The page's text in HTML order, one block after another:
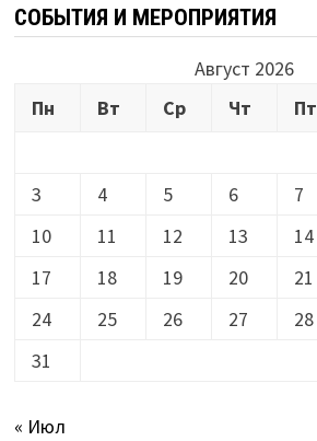
СОБЫТИЯ И МЕРОПРИЯТИЯ
Август 2026
Пн
Вт Ср Чт Пт
3
4 5 6 7
10
11 12 13 14
17
18 19 20 21
24
25 26 27 28
31
« Июл